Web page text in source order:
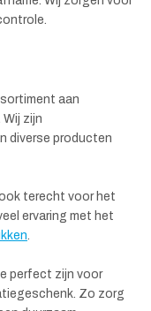
aan
zijn
diverse producten
terecht voor het
ervaring met het
.
perfect zijn voor
Zo zorg